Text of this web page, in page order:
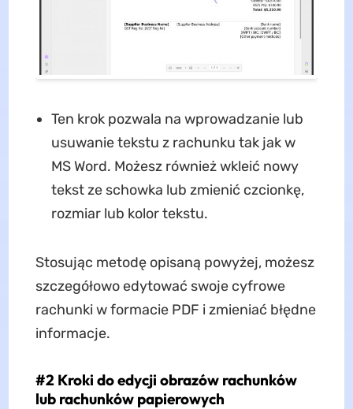
Ten krok pozwala na wprowadzanie lub
usuwanie tekstu z rachunku tak jak w
MS Word. Możesz również wkleić nowy
tekst ze schowka lub zmienić czcionkę,
rozmiar lub kolor tekstu.
Stosując metodę opisaną powyżej, możesz
szczegółowo edytować swoje cyfrowe
rachunki w formacie PDF i zmieniać błędne
informacje.
#2 Kroki do edycji obrazów rachunków
lub rachunków papierowych